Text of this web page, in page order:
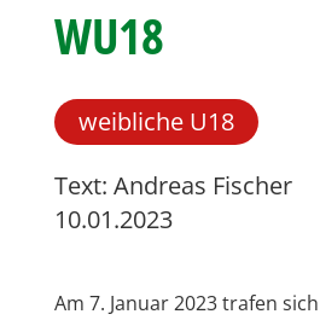
WU18
weibliche U18
Text: Andreas Fischer
10.01.2023
Am 7. Januar 2023 trafen